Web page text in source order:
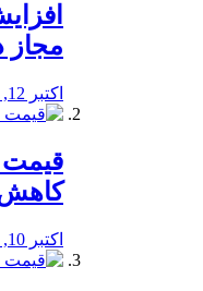
مجاز
اکتبر 12, 2019
اکتبر 10, 2019